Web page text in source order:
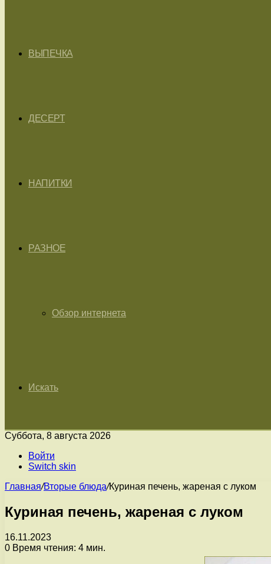
ВЫПЕЧКА
ДЕСЕРТ
НАПИТКИ
РАЗНОЕ
Обзор интернета
Искать
Суббота, 8 августа 2026
Войти
Switch skin
Главная/Вторые блюда/Куриная печень, жареная с луком
Куриная печень, жареная с луком
16.11.2023
0 Время чтения: 4 мин.